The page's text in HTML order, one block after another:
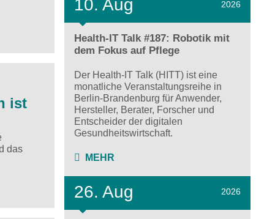
ist
das
10. Aug 2026
Health-IT Talk #187: Robotik mit
dem Fokus auf Pflege
Der Health-IT Talk (HITT) ist eine
monatliche Veranstaltungsreihe in
Berlin-Brandenburg für Anwender,
Hersteller, Berater, Forscher und
Entscheider der digitalen
Gesundheitswirtschaft.
MEHR
26. Aug 2026